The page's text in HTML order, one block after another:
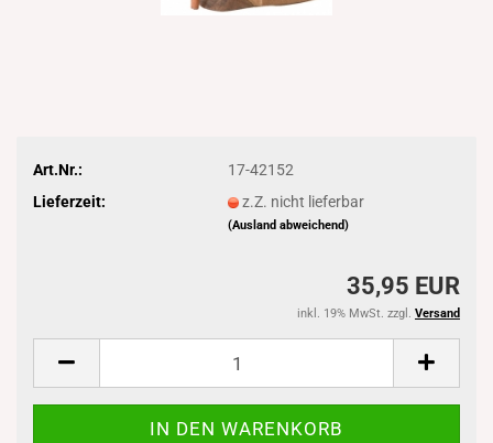
Art.Nr.:
17-42152
Lieferzeit:
z.Z. nicht lieferbar
(Ausland abweichend)
35,95 EUR
inkl. 19% MwSt. zzgl. Versand